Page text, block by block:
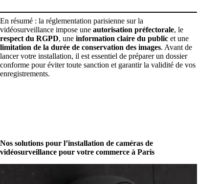
En résumé : la réglementation parisienne sur la
vidéosurveillance impose une autorisation préfectorale, le
respect du RGPD, une information claire du public et une
limitation de la durée de conservation des images. Avant de
lancer votre installation, il est essentiel de préparer un dossier
conforme pour éviter toute sanction et garantir la validité de vos
enregistrements.
Nos solutions pour l’installation de caméras de
vidéosurveillance pour votre commerce à Paris